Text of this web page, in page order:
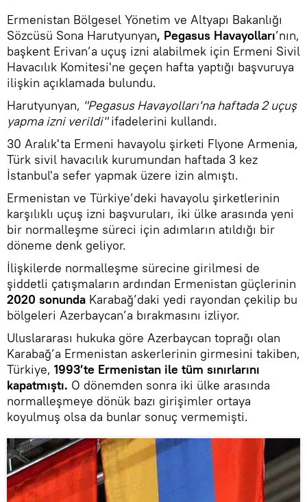
Ermenistan Bölgesel Yönetim ve Altyapı Bakanlığı
Sözcüsü Sona Harutyunyan, Pegasus Havayolları’nın,
başkent Erivan’a uçuş izni alabilmek için Ermeni Sivil
Havacılık Komitesi'ne geçen hafta yaptığı başvuruya
ilişkin açıklamada bulundu.
Harutyunyan, "Pegasus Havayolları'na haftada 2 uçuş
yapma izni verildi"ifadelerini kullandı.
30 Aralık'ta Ermeni havayolu şirketi Flyone Armenia,
Türk sivil havacılık kurumundan haftada 3 kez
İstanbul'a sefer yapmak üzere izin almıştı.
Ermenistan ve Türkiye’deki havayolu şirketlerinin
karşılıklı uçuş izni başvuruları, iki ülke arasında yeni
bir normalleşme süreci için adımların atıldığı bir
döneme denk geliyor.
İlişkilerde normalleşme sürecine girilmesi de
şiddetli çatışmaların ardından Ermenistan güçlerinin
2020 sonunda Karabağ’daki yedi rayondan çekilip bu
bölgeleri Azerbaycan’a bırakmasını izliyor.
Uluslararası hukuka göre Azerbaycan toprağı olan
Karabağ’a Ermenistan askerlerinin girmesini takiben,
Türkiye, 1993’te Ermenistan ile tüm sınırlarını
kapatmıştı. O dönemden sonra iki ülke arasında
normalleşmeye dönük bazı girişimler ortaya
koyulmuş olsa da bunlar sonuç vermemişti.